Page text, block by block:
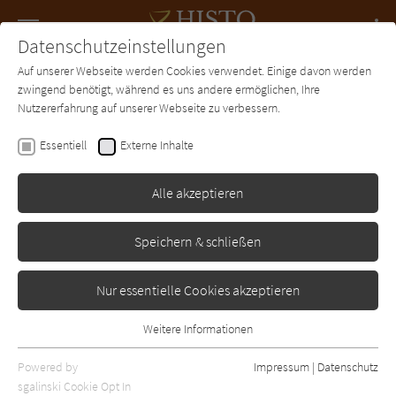
SUCHE Forum Charts Newsletter
Harald Gilbers
Odins Söhne
Erschienen: Januar 2015
Datenschutzeinstellungen
Auf unserer Webseite werden Cookies verwendet. Einige davon werden
zwingend benötigt, während es uns andere ermöglichen, Ihre
Nutzererfahrung auf unserer Webseite zu verbessern.
Essentiell Externe Inhalte
Alle akzeptieren
Speichern & schließen
Nur essentielle Cookies akzeptieren
Essentielle Cookies werden für grundlegende Funktionen der
Webseite benötigt. Dadurch ist gewährleistet, dass die Webseite
Weitere Informationen
Powered by
sgalinski Cookie Opt In
Impressum | Datenschutz